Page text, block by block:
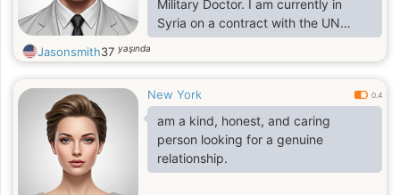
Military Doctor. I am currently in
Syria on a contract with the UN
Military Troops. so tell me what's
your profession?
Jasonsmith37 yaşında
New York 0.4
am a kind, honest, and caring
person looking for a genuine
relationship.